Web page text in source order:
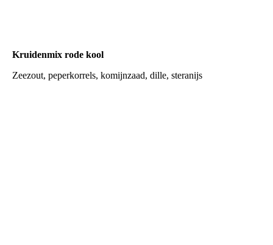
Kruidenmix rode kool
Zeezout, peperkorrels, komijnzaad, dille, steranijs